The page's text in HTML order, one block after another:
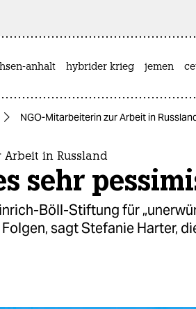
anhalt hybrider krieg jemen
NGO-Mitarbeiterin zur Arbeit in
in Russland
sehr
Böll-Stiftung für
sagt Stefanie Harter,